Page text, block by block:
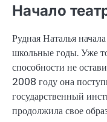
Начало
Рудная Наталья
школьные годы. Уже
способности не
2008 году она
государственный
продолжила свое